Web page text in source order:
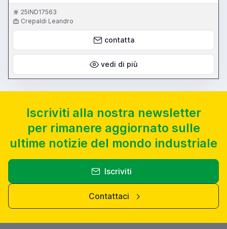
25IND17563
Crepaldi Leandro
contatta
vedi di più
Iscriviti alla nostra newsletter
per rimanere aggiornato sulle
ultime notizie del mondo industriale
Iscriviti
Contattaci